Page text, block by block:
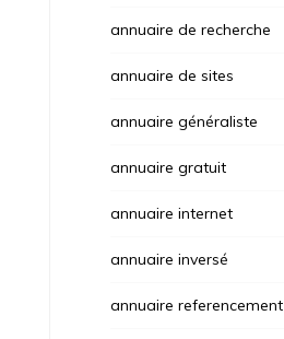
annuaire de recherche
annuaire de sites
annuaire généraliste
annuaire gratuit
annuaire internet
annuaire inversé
annuaire referencement